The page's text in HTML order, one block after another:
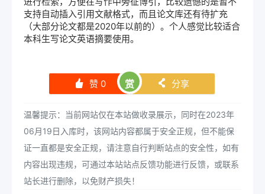
支持自动插入引用文献格式，而且论文库还有待扩充
（大部分论文都是2020年以前的）。个人感觉比较适合
本科生写论文英语摘要使用。
󰄼 赞 0 赏 󰄯 分享
温馨提示：当前网站仅在本站做收录展示，同时在2023年
06月19日入库时，该网站内容都属于安全正规，但不能保
证一直都是安全正规，请注意自行判断站点的安全性，如有
内容出现违规，可通过本站站点反馈功能进行反馈，或联系
站长进行删除，以免财产损失！